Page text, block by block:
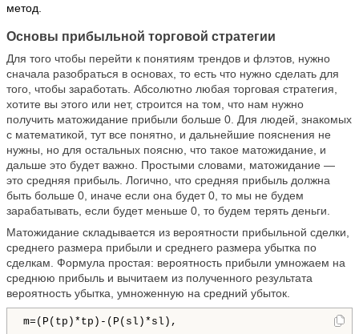
метод.
Основы прибыльной торговой стратегии
Для того чтобы перейти к понятиям трендов и флэтов, нужно
сначала разобраться в основах, то есть что нужно сделать для
того, чтобы заработать. Абсолютно любая торговая стратегия,
хотите вы этого или нет, строится на том, что нам нужно
получить матожидание прибыли больше 0. Для людей, знакомых
с математикой, тут все понятно, и дальнейшие пояснения не
нужны, но для остальных поясню, что такое матожидание, и
дальше это будет важно. Простыми словами, матожидание —
это средняя прибыль. Логично, что средняя прибыль должна
быть больше 0, иначе если она будет 0, то мы не будем
зарабатывать, если будет меньше 0, то будем терять деньги.
Матожидание складывается из вероятности прибыльной сделки,
среднего размера прибыли и среднего размера убытка по
сделкам. Формула простая: вероятность прибыли умножаем на
среднюю прибыль и вычитаем из полученного результата
вероятность убытка, умноженную на средний убыток.
m=(P(tp)*tp)-(P(sl)*sl),